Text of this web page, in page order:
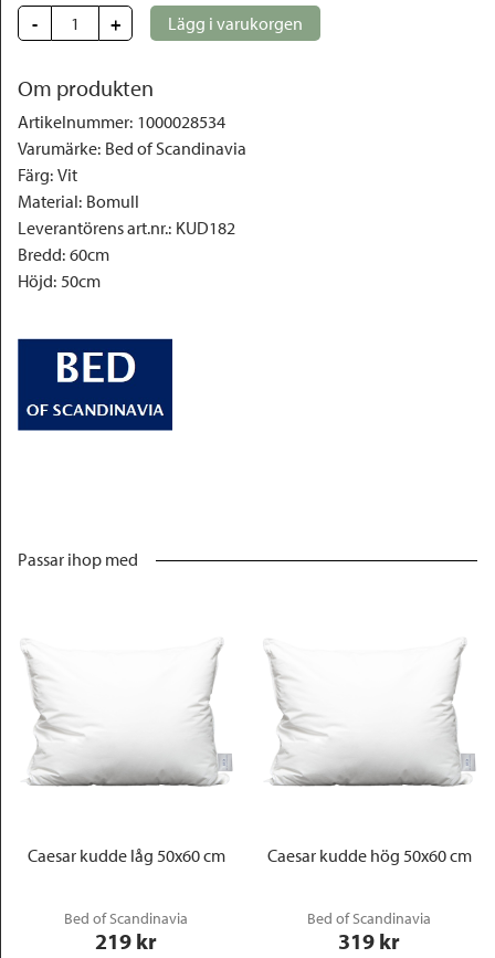
- + Lägg i varukorgen
Om produkten
Artikelnummer: 1000028534
Varumärke: Bed of Scandinavia
Färg: Vit
Material: Bomull
Leverantörens art.nr.: KUD182
Bredd: 60cm
Höjd: 50cm
Passar ihop med
Caesar kudde låg 50x60 cm
Bed of Scandinavia
219 kr
Caesar kudde hög 50x60 cm
Bed of Scandinavia
319 kr